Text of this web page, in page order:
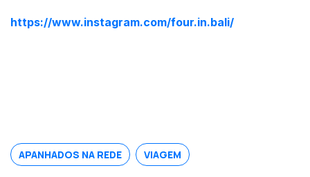
https://www.instagram.com/four.in.bali/
APANHADOS NA REDE VIAGEM